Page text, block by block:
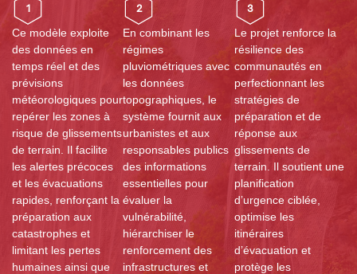
1
Ce modèle exploite
des données en
temps réel et des
prévisions
météorologiques pour
repérer les zones à
risque de glissements
de terrain. Il facilite
les alertes précoces
et les évacuations
rapides, renforçant la
préparation aux
catastrophes et
limitant les pertes
humaines ainsi que
2
En combinant les
régimes
pluviométriques avec
les données
topographiques, le
système fournit aux
urbanistes et aux
responsables publics
des informations
essentielles pour
évaluer la
vulnérabilité,
hiérarchiser le
renforcement des
infrastructures et
3
Le projet renforce la
résilience des
communautés en
perfectionnant les
stratégies de
préparation et de
réponse aux
glissements de
terrain. Il soutient une
planification
d’urgence ciblée,
optimise les
itinéraires
d’évacuation et
protège les